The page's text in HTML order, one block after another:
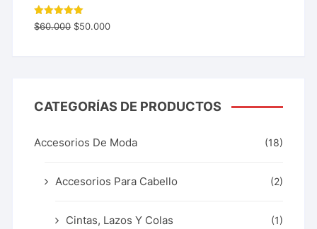
Valorado
con5.00
$60.000 $50.000
CATEGORÍAS DE PRODUCTOS
Accesorios De Moda (18)
Accesorios Para Cabello (2)
Cintas, Lazos Y Colas (1)